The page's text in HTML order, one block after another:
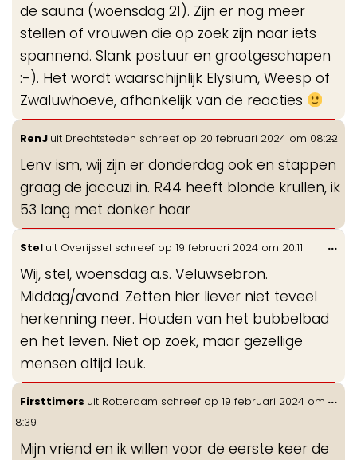
de sauna (woensdag 21). Zijn er nog meer
stellen of vrouwen die op zoek zijn naar iets
spannend. Slank postuur en grootgeschapen
:-). Het wordt waarschijnlijk Elysium, Weesp of
Zwaluwhoeve, afhankelijk van de reacties
RenJ uit Drechtsteden schreef op 20 februari 2024 om 08:22
Lenv ism, wij zijn er donderdag ook en stappen
graag de jaccuzi in. R44 heeft blonde krullen, ik
53 lang met donker haar
...
Stel uit Overijssel schreef op 19 februari 2024 om 20:11
Wij, stel, woensdag a.s. Veluwsebron.
Middag/avond. Zetten hier liever niet teveel
herkenning neer. Houden van het bubbelbad
en het leven. Niet op zoek, maar gezellige
mensen altijd leuk.
...
Firsttimers uit Rotterdam schreef op 19 februari 2024 om
18:39
Mijn vriend en ik willen voor de eerste keer de
...